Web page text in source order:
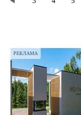
РЕКЛАМА